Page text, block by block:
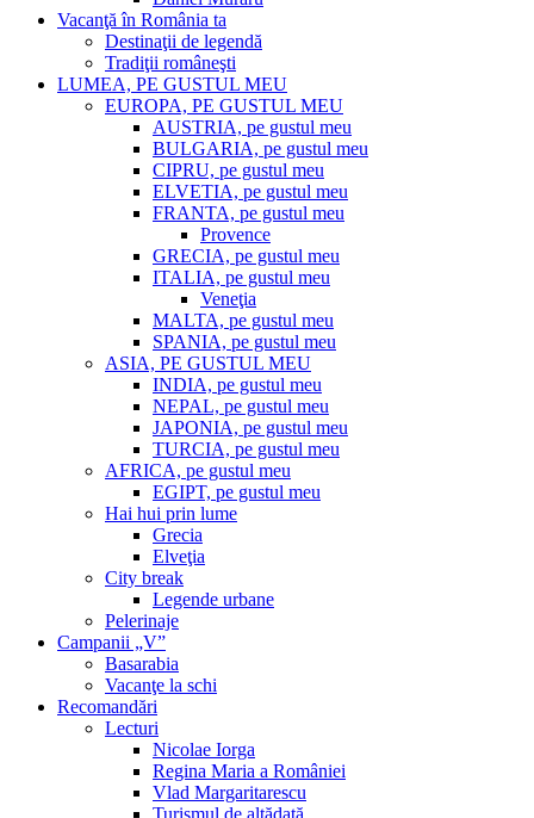
Vacanţă în România ta
Destinaţii de legendă
Tradiţii româneşti
LUMEA, PE GUSTUL MEU
EUROPA, PE GUSTUL MEU
AUSTRIA, pe gustul meu
BULGARIA, pe gustul meu
CIPRU, pe gustul meu
ELVETIA, pe gustul meu
FRANTA, pe gustul meu
Provence
GRECIA, pe gustul meu
ITALIA, pe gustul meu
Veneţia
MALTA, pe gustul meu
SPANIA, pe gustul meu
ASIA, PE GUSTUL MEU
INDIA, pe gustul meu
NEPAL, pe gustul meu
JAPONIA, pe gustul meu
TURCIA, pe gustul meu
AFRICA, pe gustul meu
EGIPT, pe gustul meu
Hai hui prin lume
Grecia
Elveţia
City break
Legende urbane
Pelerinaje
Campanii „V”
Basarabia
Vacanţe la schi
Recomandări
Lecturi
Nicolae Iorga
Regina Maria a României
Vlad Margaritarescu
Turismul de altădată